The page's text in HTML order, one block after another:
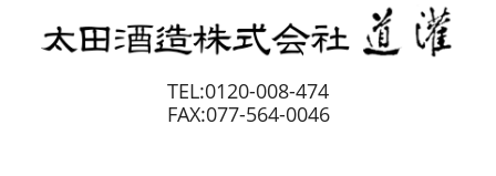
TEL:0120-008-474
FAX:077-564-0046